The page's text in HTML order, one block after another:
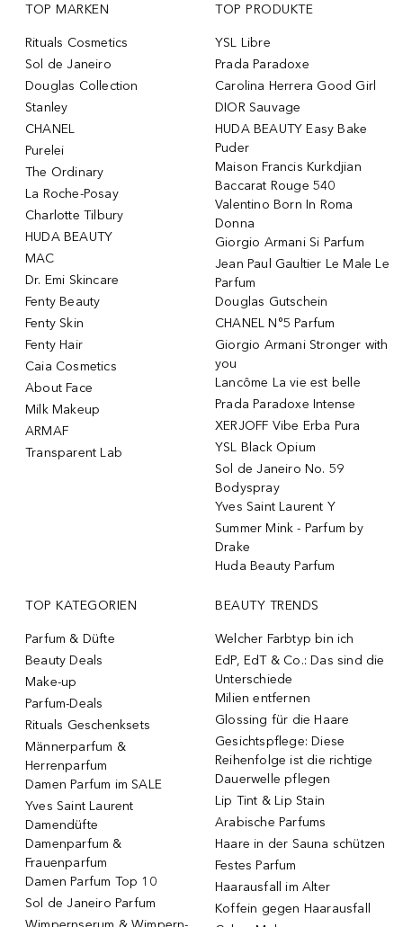
TOP MARKEN
Rituals Cosmetics
Sol de Janeiro
Douglas Collection
Stanley
CHANEL
Purelei
The Ordinary
La Roche-Posay
Charlotte Tilbury
HUDA BEAUTY
MAC
Dr. Emi Skincare
Fenty Beauty
Fenty Skin
Fenty Hair
Caia Cosmetics
About Face
Milk Makeup
ARMAF
Transparent Lab
TOP PRODUKTE
YSL Libre
Prada Paradoxe
Carolina Herrera Good Girl
DIOR Sauvage
HUDA BEAUTY Easy Bake
Puder
Maison Francis Kurkdjian
Baccarat Rouge 540
Valentino Born In Roma
Donna
Giorgio Armani Si Parfum
Jean Paul Gaultier Le Male Le
Parfum
Douglas Gutschein
CHANEL N°5 Parfum
Giorgio Armani Stronger with
you
Lancôme La vie est belle
Prada Paradoxe Intense
XERJOFF Vibe Erba Pura
YSL Black Opium
Sol de Janeiro No. 59
Bodyspray
Yves Saint Laurent Y
Summer Mink - Parfum by
Drake
Huda Beauty Parfum
TOP KATEGORIEN
Parfum & Düfte
Beauty Deals
Make-up
Parfum-Deals
Rituals Geschenksets
Männerparfum &
Herrenparfum
Damen Parfum im SALE
Yves Saint Laurent
Damendüfte
Damenparfum &
Frauenparfum
Damen Parfum Top 10
Sol de Janeiro Parfum
BEAUTY TRENDS
Welcher Farbtyp bin ich
EdP, EdT & Co.: Das sind die
Unterschiede
Milien entfernen
Glossing für die Haare
Gesichtspflege: Diese
Reihenfolge ist die richtige
Dauerwelle pflegen
Lip Tint & Lip Stain
Arabische Parfums
Haare in der Sauna schützen
Festes Parfum
Haarausfall im Alter
Koffein gegen Haarausfall